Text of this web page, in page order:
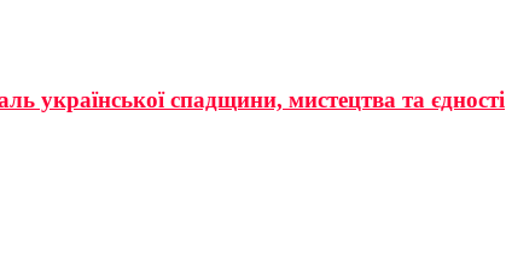
української спадщини, мистецтва та єдності